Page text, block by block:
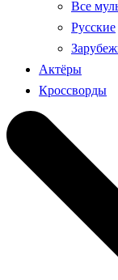
Все
Русские
Актёры
Кроссворды